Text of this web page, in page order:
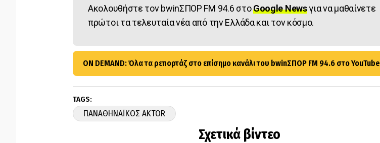
Ακολουθήστε τον bwinΣΠΟΡ FM 94.6 στοGoogle Newsγια να μαθαίνετε
πρώτοι τα τελευταία νέα από την Ελλάδα και τον κόσμο.
ON DEMAND: Όλα τα ρεπορτάζ στο επίσημο κανάλι του bwinΣΠΟΡ FM 94.6 στο YouTube
TAGS:
ΠΑΝΑΘΗΝΑΪΚΟΣ AKTOR
Σχετικά βίντεο